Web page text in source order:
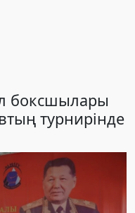
боксшылары
турнирінде